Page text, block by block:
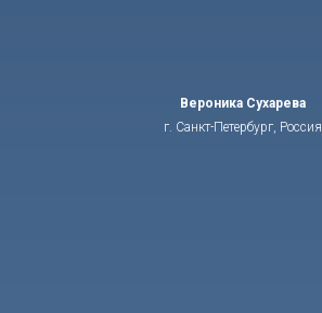
Вероника Сухарева
г. Санкт-Петербург, Россия